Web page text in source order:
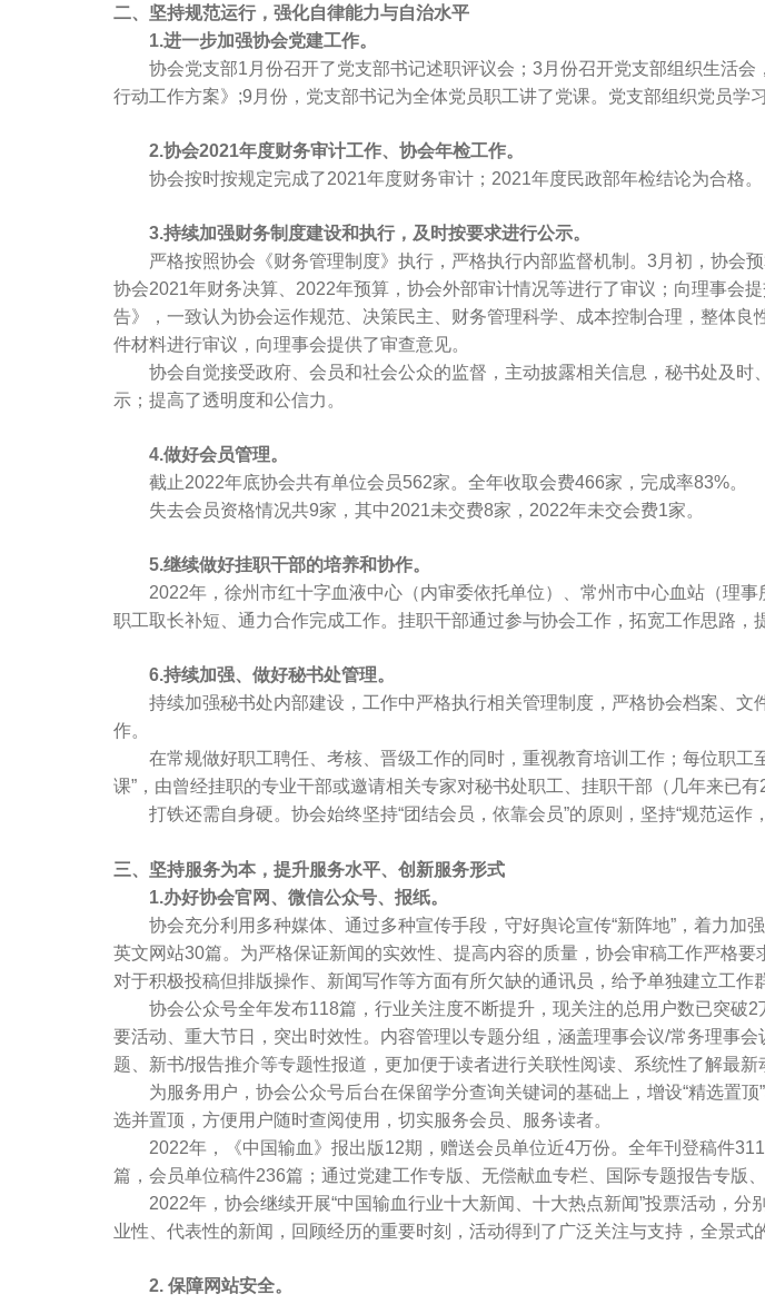
二、坚持规范运行，强化自律能力与自治水平
1.进一步加强协会党建工作。
协会党支部1月份召开了党支部书记述职评议会；3月份召开党支部组织生活会
行动工作方案》;9月份，党支部书记为全体党员职工讲了党课。党支部组织党员学
2.协会2021年度财务审计工作、协会年检工作。
协会按时按规定完成了2021年度财务审计；2021年度民政部年检结论为合格。
3.持续加强财务制度建设和执行，及时按要求进行公示。
严格按照协会《财务管理制度》执行，严格执行内部监督机制。3月初，协会
协会2021年财务决算、2022年预算，协会外部审计情况等进行了审议；向理事会
告》，一致认为协会运作规范、决策民主、财务管理科学、成本控制合理，整体
件材料进行审议，向理事会提供了审查意见。
协会自觉接受政府、会员和社会公众的监督，主动披露相关信息，秘书处及时
示；提高了透明度和公信力。
4.做好会员管理。
截止2022年底协会共有单位会员562家。全年收取会费466家，完成率83%。
失去会员资格情况共9家，其中2021未交费8家，2022年未交会费1家。
5.继续做好挂职干部的培养和协作。
2022年，徐州市红十字血液中心（内审委依托单位）、常州市中心血站（理事
职工取长补短、通力合作完成工作。挂职干部通过参与协会工作，拓宽工作思路
6.持续加强、做好秘书处管理。
持续加强秘书处内部建设，工作中严格执行相关管理制度，严格协会档案、文
作。
在常规做好职工聘任、考核、晋级工作的同时，重视教育培训工作；每位职工
课”，由曾经挂职的专业干部或邀请相关专家对秘书处职工、挂职干部（几年来已
打铁还需自身硬。协会始终坚持“团结会员，依靠会员”的原则，坚持“规范运作
三、坚持服务为本，提升服务水平、创新服务形式
1.办好协会官网、微信公众号、报纸。
协会充分利用多种媒体、通过多种宣传手段，守好舆论宣传“新阵地”，着力加
英文网站30篇。为严格保证新闻的实效性、提高内容的质量，协会审稿工作严格
对于积极投稿但排版操作、新闻写作等方面有所欠缺的通讯员，给予单独建立工作
协会公众号全年发布118篇，行业关注度不断提升，现关注的总用户数已突破2
要活动、重大节日，突出时效性。内容管理以专题分组，涵盖理事会议/常务理事
题、新书/报告推介等专题性报道，更加便于读者进行关联性阅读、系统性了解最新
为服务用户，协会公众号后台在保留学分查询关键词的基础上，增设“精选置顶
选并置顶，方便用户随时查阅使用，切实服务会员、服务读者。
2022年，《中国输血》报出版12期，赠送会员单位近4万份。全年刊登稿件
篇，会员单位稿件236篇；通过党建工作专版、无偿献血专栏、国际专题报告专
2022年，协会继续开展“中国输血行业十大新闻、十大热点新闻”投票活动，分
业性、代表性的新闻，回顾经历的重要时刻，活动得到了广泛关注与支持，全景式
2. 保障网站安全。